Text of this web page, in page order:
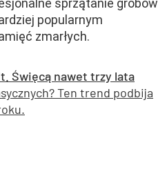
sprzątanie grobów
popularnym
zmarłych.
Święcą nawet trzy lata
Ten trend podbija